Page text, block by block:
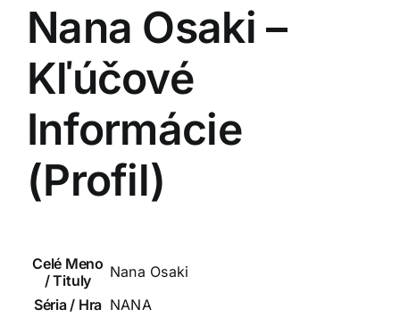
Nana Osaki –
Kľúčové
Informácie
(Profil)
Celé Meno
/ Tituly
Nana Osaki
Séria / Hra NANA